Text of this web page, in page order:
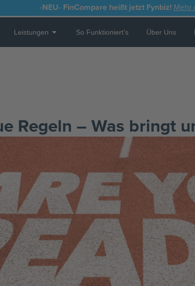
-NEU-FinCompare heißt jetzt Fynbiz! Mehr
Leistungen Open Leistungen
So Funktioniert’s Über Uns
Regeln – Was bringt